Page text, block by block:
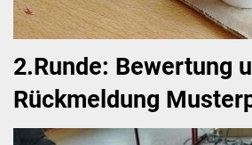
2.Runde: Bewertung
Rückmeldung